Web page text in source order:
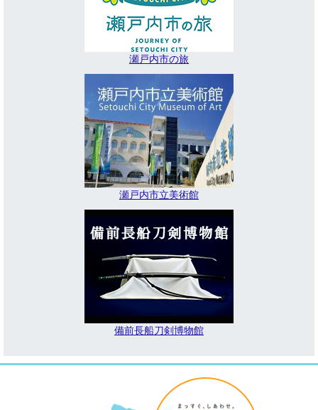
瀬戸内市の旅
瀬戸内市立美術館
備前長船刀剣博物館